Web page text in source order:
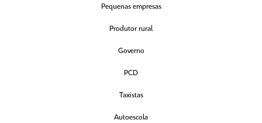
Pequenas empresas
Produtor rural
Governo
PCD
Taxistas
Autoescola